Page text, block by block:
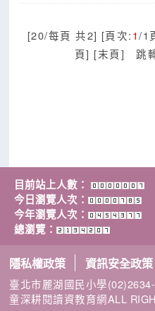
[20/每頁 共2] [頁次:1/1
頁] [末頁] 跳
目前站上人數：
今日瀏覽人次：
今年瀏覽人次：
總瀏覽：
隱私權政策 資訊安全政策
臺北市麗湖國民小學
童深耕閱讀資教育網ALL